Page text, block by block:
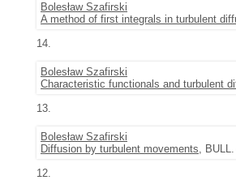
Bolesław Szafirski
A method of first integrals in turbulent
14.
Bolesław Szafirski
Characteristic functionals and turbulent
13.
Bolesław Szafirski
Diffusion by turbulent movements,
12.